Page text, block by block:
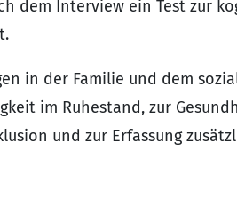
dem Interview ein Test zur
in der Familie und dem
im Ruhestand, zur
und zur Erfassung